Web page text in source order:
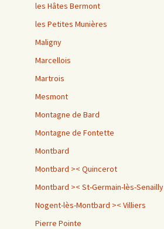
les Hâtes Bermont
les Petites Munières
Maligny
Marcellois
Martrois
Mesmont
Montagne de Bard
Montagne de Fontette
Montbard
Montbard >< Quincerot
Montbard >< St-Germain-lès-Senailly
Nogent-lès-Montbard >< Villiers
Pierre Pointe